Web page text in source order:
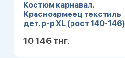
Костюм карнавал.
Красноармеец текстиль
дет. р-р XL (рост 140-146)
10 146 тнг.